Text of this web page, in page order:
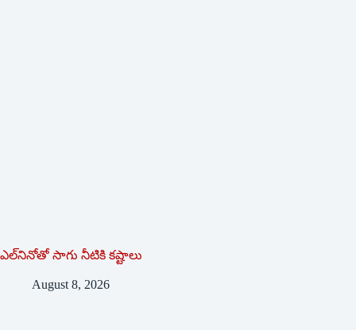
ఎల్‌నినోతో సాగు నీటికి కష్టాలు
August 8, 2026